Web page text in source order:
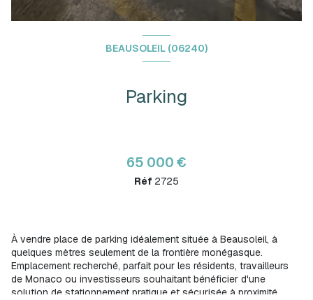
BEAUSOLEIL (06240)
Parking
65 000 €
Réf 2725
À vendre place de parking idéalement située à Beausoleil, à
quelques mètres seulement de la frontière monégasque.
Emplacement recherché, parfait pour les résidents, travailleurs
de Monaco ou investisseurs souhaitant bénéficier d'une
solution de stationnement pratique et sécurisée à proximité